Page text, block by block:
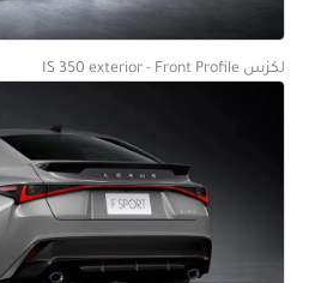
لكزس IS 350 exterior - Front Profile